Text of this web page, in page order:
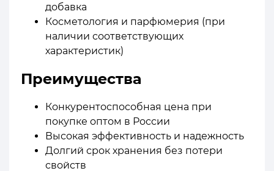
добавка
Косметология и парфюмерия (при
наличии соответствующих
характеристик)
Преимущества
Конкурентоспособная цена при
покупке оптом в России
Высокая эффективность и надежность
Долгий срок хранения без потери
свойств